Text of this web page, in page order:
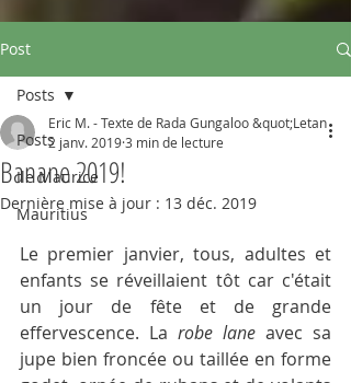
Post
Posts
Ile Maurice
Mauritius
Posts
Banane 2019!
Eric M. - Texte de Rada Gungaloo &quot;Letan
2 janv. 20193 min de lecture
Dernière mise à jour : 13 déc. 2019
Le premier janvier, tous, adultes et
enfants se réveillaient tôt car c'était
un jour de fête et de grande
effervescence. La robe lane avec sa
jupe bien froncée ou taillée en forme